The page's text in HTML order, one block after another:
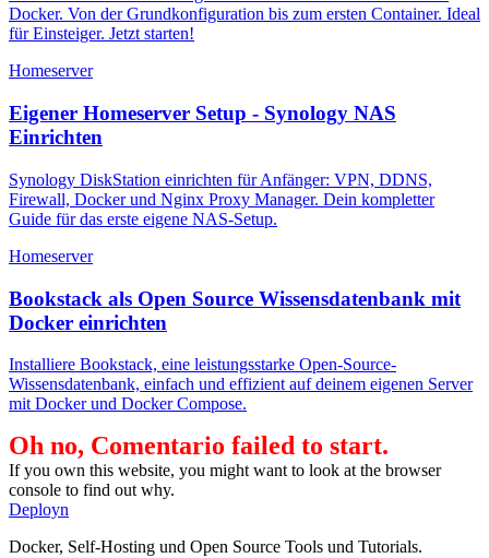
Docker. Von der Grundkonfiguration bis zum ersten Container. Ideal
für Einsteiger. Jetzt starten!
Homeserver
Eigener Homeserver Setup - Synology NAS
Einrichten
Synology DiskStation einrichten für Anfänger: VPN, DDNS,
Firewall, Docker und Nginx Proxy Manager. Dein kompletter
Guide für das erste eigene NAS-Setup.
Homeserver
Bookstack als Open Source Wissensdatenbank mit
Docker einrichten
Installiere Bookstack, eine leistungsstarke Open-Source-
Wissensdatenbank, einfach und effizient auf deinem eigenen Server
mit Docker und Docker Compose.
Oh no, Comentario failed to start.
If you own this website, you might want to look at the browser
console to find out why.
Deployn
Docker, Self-Hosting und Open Source Tools und Tutorials.